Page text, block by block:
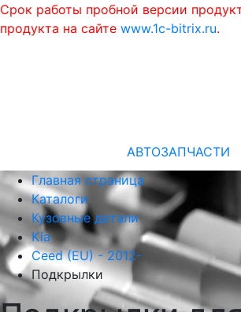
Срок работы пробной версии
продукта на сайте www.1c-bitrix.ru.
АВТОЗАПЧАСТИ
Главная страница
Каталоги
Кузовные детали
Kia
Ceed (EU) - 2012-
Подкрылки